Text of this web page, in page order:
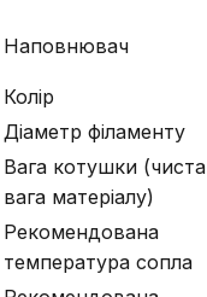
Наповнювач
Колір
Діаметр філаменту
Вага котушки (чиста
вага матеріалу)
Рекомендована
температура сопла